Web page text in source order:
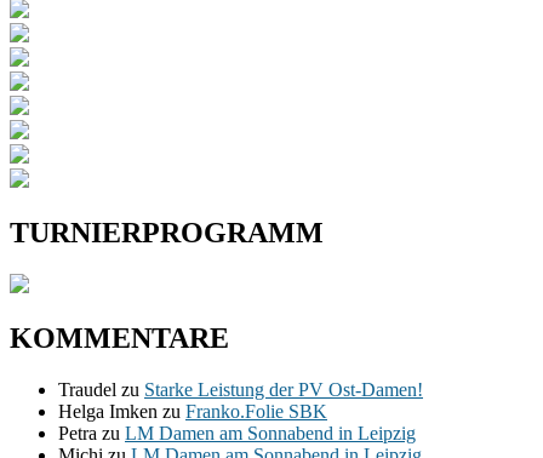
TURNIERPROGRAMM
KOMMENTARE
Traudel zu Starke Leistung der PV Ost-Damen!
Helga Imken zu Franko.Folie SBK
Petra zu LM Damen am Sonnabend in Leipzig